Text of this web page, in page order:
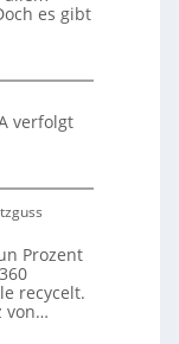
es gibt
verfolgt
Prozent
recycelt.
von…